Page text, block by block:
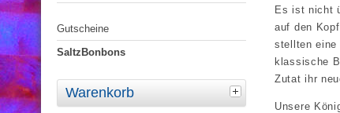
Gutscheine
SaltzBonbons
Warenkorb
Es ist nicht
auf den
stellten eine
klassische
Zutat ihr
Unsere